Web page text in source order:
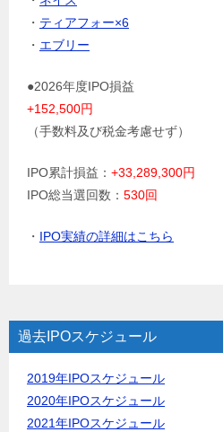
・ ティアフォー×6
・ エブリー
●2026年度IPO損益
+152,500円
（手数料及び税金考慮せず）
IPO累計損益： +33,289,300円
IPO総当選回数： 530回
・ IPO実績の詳細はこちら
過去IPOスケジュール
2019年IPOスケジュール
2020年IPOスケジュール
2021年IPOスケジュール